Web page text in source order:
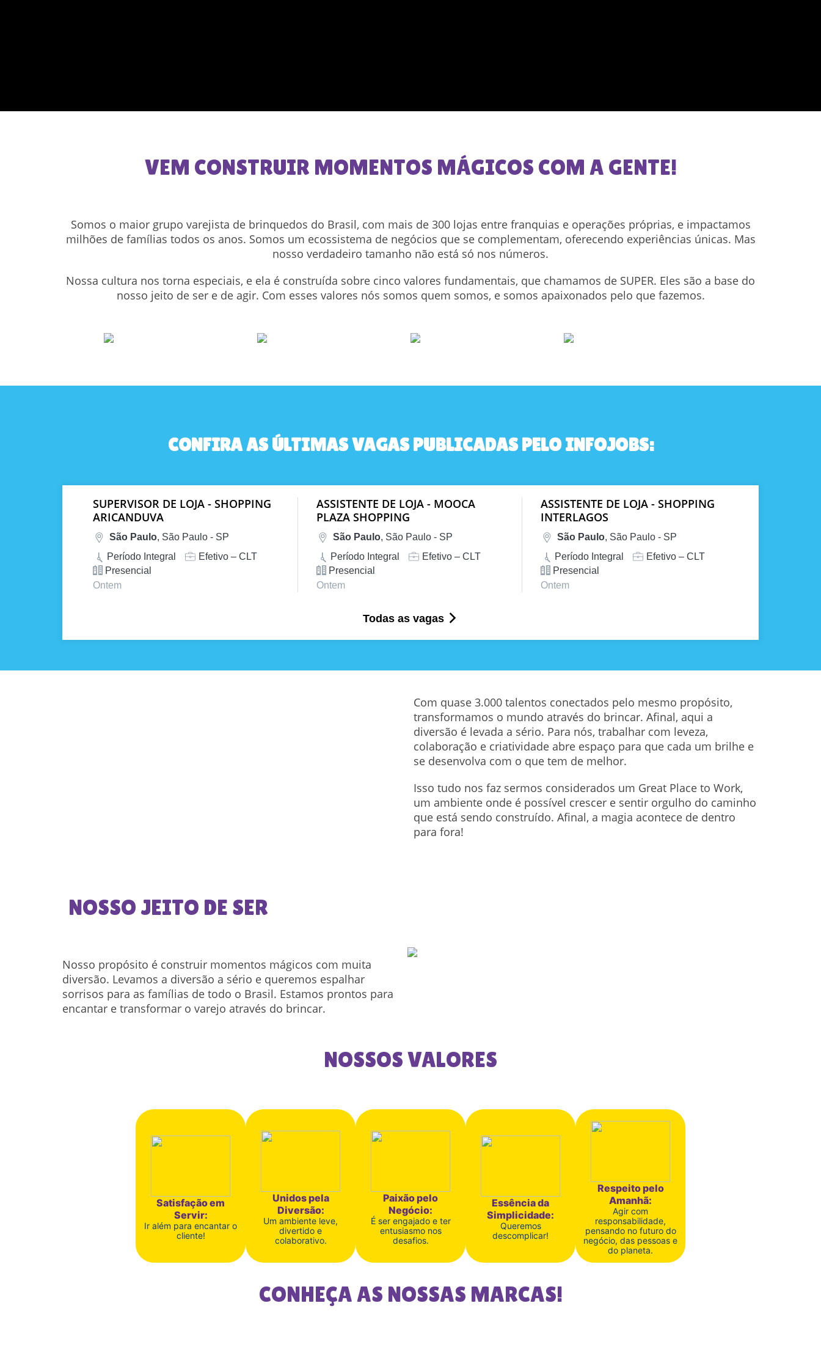
VEM CONSTRUIR MOMENTOS MÁGICOS COM A GENTE!
Somos o maior grupo varejista de brinquedos do Brasil, com mais de 300 lojas entre franquias e operações próprias, e impactamos
milhões de famílias todos os anos. Somos um ecossistema de negócios que se complementam, oferecendo experiências únicas. Mas
nosso verdadeiro tamanho não está só nos números.
Nossa cultura nos torna especiais, e ela é construída sobre cinco valores fundamentais, que chamamos de SUPER. Eles são a base do
nosso jeito de ser e de agir. Com esses valores nós somos quem somos, e somos apaixonados pelo que fazemos.
CONFIRA AS ÚLTIMAS VAGAS PUBLICADAS PELO INFOJOBS:
SUPERVISOR DE LOJA - SHOPPING
ARICANDUVA
São Paulo, São Paulo - SP
Período Integral
Efetivo – CLT
Presencial
Ontem
ASSISTENTE DE LOJA - MOOCA
PLAZA SHOPPING
São Paulo, São Paulo - SP
Período Integral
Efetivo – CLT
Presencial
Ontem
ASSISTENTE DE LOJA - SHOPPING
INTERLAGOS
São Paulo, São Paulo - SP
Período Integral
Efetivo – CLT
Presencial
Ontem
Todas as vagas
Com quase 3.000 talentos conectados pelo mesmo propósito,
transformamos o mundo através do brincar. Afinal, aqui a
diversão é levada a sério. Para nós, trabalhar com leveza,
colaboração e criatividade abre espaço para que cada um brilhe e
se desenvolva com o que tem de melhor.
Isso tudo nos faz sermos considerados um Great Place to Work,
um ambiente onde é possível crescer e sentir orgulho do caminho
que está sendo construído. Afinal, a magia acontece de dentro
para fora!
NOSSO JEITO DE SER
Nosso propósito é construir momentos mágicos com muita
diversão. Levamos a diversão a sério e queremos espalhar
sorrisos para as famílias de todo o Brasil. Estamos prontos para
encantar e transformar o varejo através do brincar.
NOSSOS VALORES
Satisfação em
Servir:
Ir além para encantar o
cliente!
Unidos pela
Diversão:
Um ambiente leve,
divertido e
colaborativo.
Paixão pelo
Negócio:
É ser engajado e ter
entusiasmo nos
desafios.
Essência da
Simplicidade:
Queremos
descomplicar!
Respeito pelo
Amanhã:
Agir com
responsabilidade,
pensando no futuro do
negócio, das pessoas e
do planeta.
CONHEÇA AS NOSSAS MARCAS!